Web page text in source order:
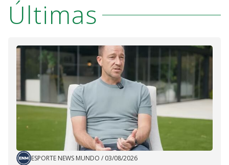
Últimas
ESPORTE NEWS MUNDO / 03/08/2026